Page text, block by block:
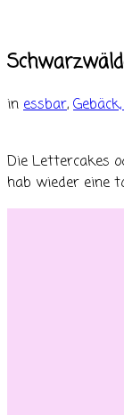
in essbar,
Die Lettercakes
hab wieder eine